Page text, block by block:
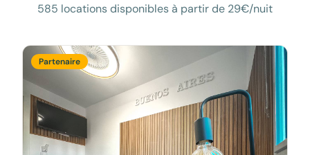
585 locations disponibles à partir de 29€/nuit
Partenaire